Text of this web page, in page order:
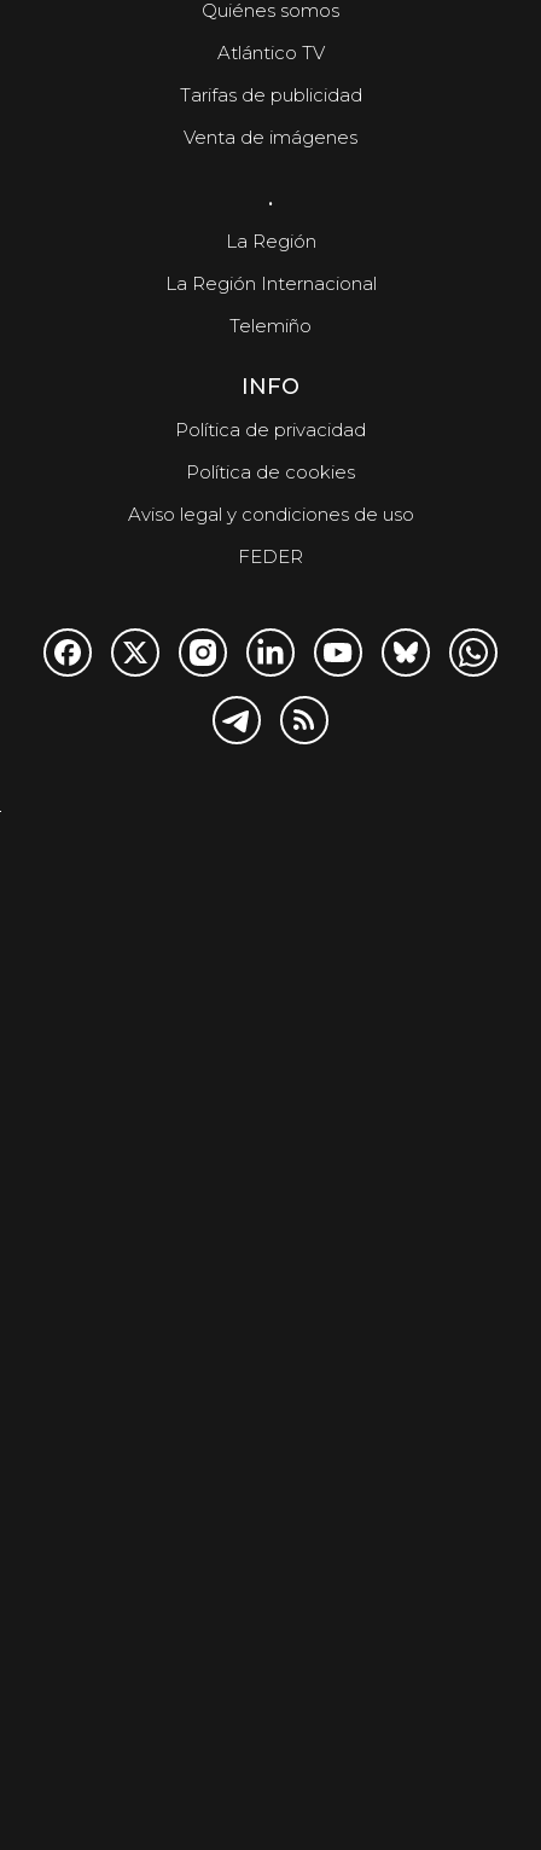
Quiénes somos
Atlántico TV
Tarifas de publicidad
Venta de imágenes
.
La Región
La Región Internacional
Telemiño
INFO
Política de privacidad
Política de cookies
Aviso legal y condiciones de uso
FEDER